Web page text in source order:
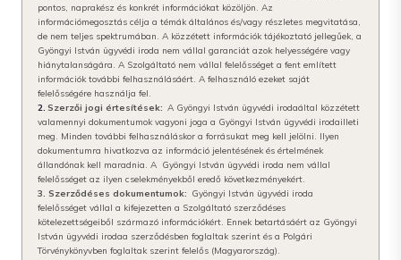
pontos, naprakész és konkrét információkat közöljön. Az
információmegosztás célja a témák általános és/vagy részletes megvitatása,
de nem teljes spektrumában. A közzétett információk tájékoztató jellegűek, a
Gyöngyi István ügyvédi iroda nem vállal garanciát azok helyességére vagy
hiánytalanságára. A Szolgáltató nem vállal felelősséget a fent említett
információk további felhasználásáért. A felhasználó ezeket saját
felelősségére használja fel.
2. Szerzői jogi értesítések: A Gyöngyi István ügyvédi irodaáltal közzétett
valamennyi dokumentumok vagyoni joga a Gyöngyi István ügyvédi irodailleti
meg. Minden további felhasználáskor a forrásukat meg kell jelölni. Ilyen
dokumentumra hivatkozva az információ jelentésének és értelmének
állandónak kell maradnia. A Gyöngyi István ügyvédi iroda nem vállal
felelősséget az ilyen cselekményekből eredő következményekért.
3. Szerződéses dokumentumok: Gyöngyi István ügyvédi iroda
felelősséget vállal a kifejezetten a Szolgáltató szerződéses
kötelezettségeiből származó információkért. Ennek betartásáért az Gyöngyi
István ügyvédi irodaa szerződésben foglaltak szerint és a Polgári
Törvénykönyvben foglaltak szerint felelős (Magyarország).